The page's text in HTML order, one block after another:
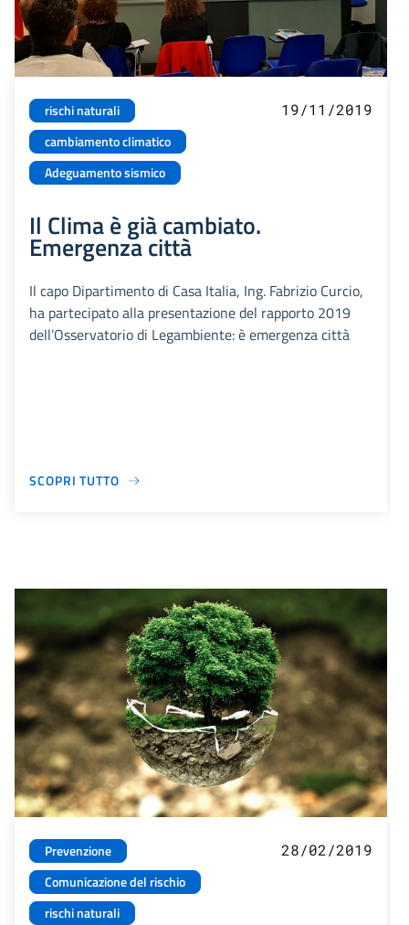
rischi naturali
cambiamento climatico
Adeguamento sismico
19/11/2019
Il Clima è già cambiato.
Emergenza città
Il capo Dipartimento di Casa Italia, Ing. Fabrizio Curcio,
ha partecipato alla presentazione del rapporto 2019
dell’Osservatorio di Legambiente: è emergenza città
SCOPRI TUTTO
Prevenzione
Comunicazione del rischio
rischi naturali
28/02/2019